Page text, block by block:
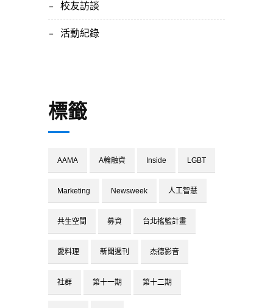
校友訪談
活動紀錄
標籤
AAMA A輪融資 Inside LGBT
Marketing Newsweek 人工智慧
共生空間 募資 台北搖籃計畫
愛料理 新聞週刊 杰德影音
社群 第十一期 第十二期